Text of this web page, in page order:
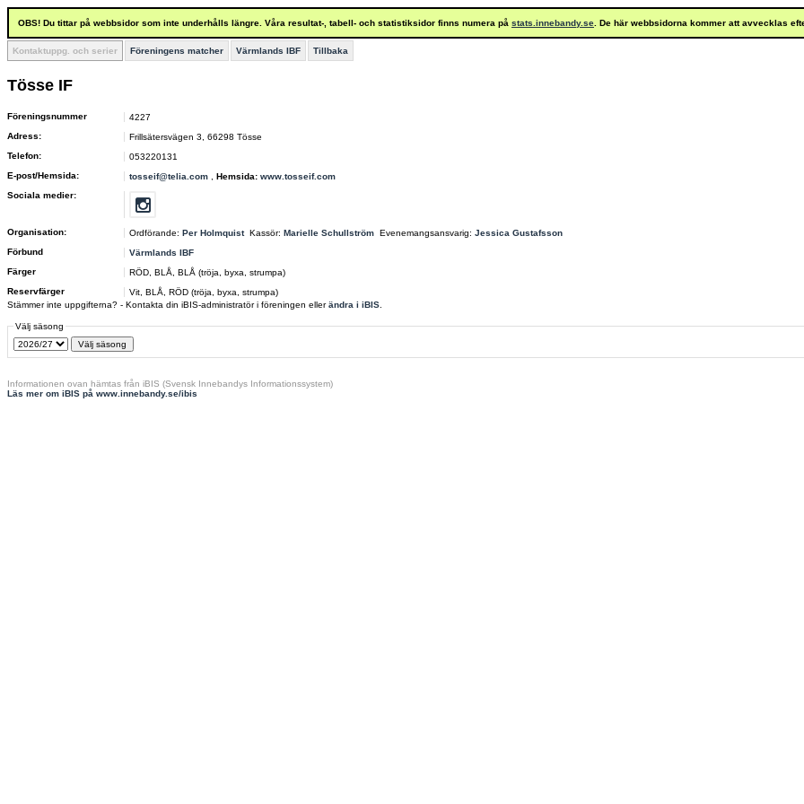
OBS! Du tittar på webbsidor som inte underhålls längre. Våra resultat-, tabell- och statistiksidor finns numera på stats.innebandy.se . De här webbsidorna kommer att avvecklas
Kontaktuppg. och serier Föreningens matcher Värmlands IBF Tillbaka
Tösse IF
Föreningsnummer
4227
Adress:
Frillsätersvägen 3, 66298 Tösse
Telefon:
053220131
E-post/Hemsida:
tosseif@telia.com Hemsida: www.tosseif.com
Sociala medier:
Organisation: Ordförande: Per Holmquist Kassör: Marielle Schullström Evenemangsansvarig: Jessica Gustafsson
Förbund
Värmlands IBF
Färger
RÖD, BLÅ, BLÅ (tröja, byxa, strumpa)
Reservfärger
Vit, BLÅ, RÖD (tröja, byxa, strumpa)
Stämmer inte uppgifterna? - Kontakta din iBIS-administratör i föreningen ellerändra i iBIS
Välj säsong
Informationen ovan hämtas från iBIS (Svensk Innebandys Informationssystem)
Läs mer om iBIS på www.innebandy.se/ibis